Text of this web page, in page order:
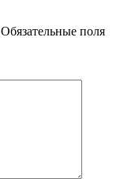
Обязательные поля